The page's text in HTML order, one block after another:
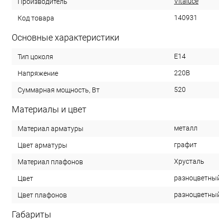
Код товара 140931
Основные характеристики
Тип цоколя E14
Напряжение 220В
Суммарная мощность, Вт 520
Материалы и цвет
Материал арматуры металл
Цвет арматуры графит
Материал плафонов Хрусталь
Цвет
Цвет плафонов
Габариты